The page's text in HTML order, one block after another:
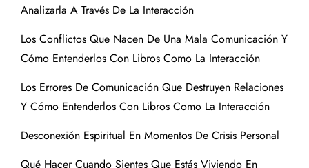
Analizarla A Través De La Interacción
Los Conflictos Que Nacen De Una Mala Comunicación Y
Cómo Entenderlos Con Libros Como La Interacción
Los Errores De Comunicación Que Destruyen Relaciones
Y Cómo Entenderlos Con Libros Como La Interacción
Desconexión Espiritual En Momentos De Crisis Personal
Qué Hacer Cuando Sientes Que Estás Viviendo En